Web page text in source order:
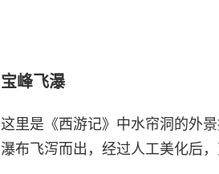
宝峰飞瀑
这里是《西游记》中水帘洞的外
瀑布飞泻而出，经过人工美化后